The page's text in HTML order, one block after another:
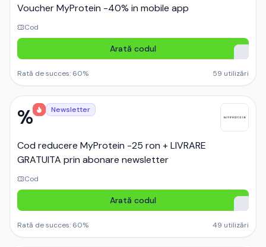
Voucher MyProtein -40% in mobile app
Cod
Arată codul
Rată de succes: 60% 59 utilizări
% Newsletter
Cod reducere MyProtein -25 ron + LIVRARE
GRATUITA prin abonare newsletter
Cod
Arată codul
Rată de succes: 60% 49 utilizări